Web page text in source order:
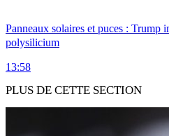
Panneaux solaires et puces : Trump
polysilicium
13:58
PLUS DE CETTE SECTION